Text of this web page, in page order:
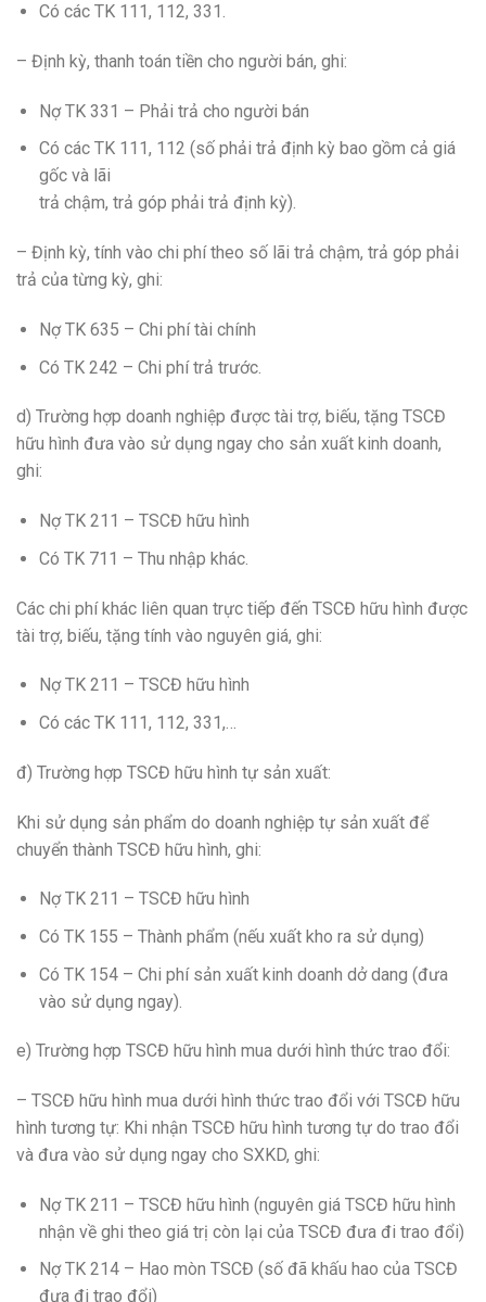
Có các TK 111, 112, 331.
– Định kỳ, thanh toán tiền cho người bán, ghi:
Nợ TK 331 – Phải trả cho người bán
Có các TK 111, 112 (số phải trả định kỳ bao gồm cả giá
gốc và lãi
trả chậm, trả góp phải trả định kỳ).
– Định kỳ, tính vào chi phí theo số lãi trả chậm, trả góp phải
trả của từng kỳ, ghi:
Nợ TK 635 – Chi phí tài chính
Có TK 242 – Chi phí trả trước.
d) Trường hợp doanh nghiệp được tài trợ, biếu, tặng TSCĐ
hữu hình đưa vào sử dụng ngay cho sản xuất kinh doanh,
ghi:
Nợ TK 211 – TSCĐ hữu hình
Có TK 711 – Thu nhập khác.
Các chi phí khác liên quan trực tiếp đến TSCĐ hữu hình được
tài trợ, biếu, tặng tính vào nguyên giá, ghi:
Nợ TK 211 – TSCĐ hữu hình
Có các TK 111, 112, 331,…
đ) Trường hợp TSCĐ hữu hình tự sản xuất:
Khi sử dụng sản phẩm do doanh nghiệp tự sản xuất để
chuyển thành TSCĐ hữu hình, ghi:
Nợ TK 211 – TSCĐ hữu hình
Có TK 155 – Thành phẩm (nếu xuất kho ra sử dụng)
Có TK 154 – Chi phí sản xuất kinh doanh dở dang (đưa
vào sử dụng ngay).
e) Trường hợp TSCĐ hữu hình mua dưới hình thức trao đổi:
– TSCĐ hữu hình mua dưới hình thức trao đổi với TSCĐ hữu
hình tương tự: Khi nhận TSCĐ hữu hình tương tự do trao đổi
và đưa vào sử dụng ngay cho SXKD, ghi:
Nợ TK 211 – TSCĐ hữu hình (nguyên giá TSCĐ hữu hình
nhận về ghi theo giá trị còn lại của TSCĐ đưa đi trao đổi)
Nợ TK 214 – Hao mòn TSCĐ (số đã khấu hao của TSCĐ
đưa đi trao đổi)